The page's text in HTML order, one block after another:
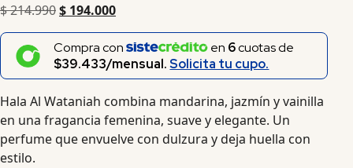
$214.990$ 194.000
Compra con en 6cuotas de
$39.433/mensual.Solicita tu cupo.
Hala Al Wataniah combina mandarina, jazmín y vainilla
en una fragancia femenina, suave y elegante. Un
perfume que envuelve con dulzura y deja huella con
estilo.